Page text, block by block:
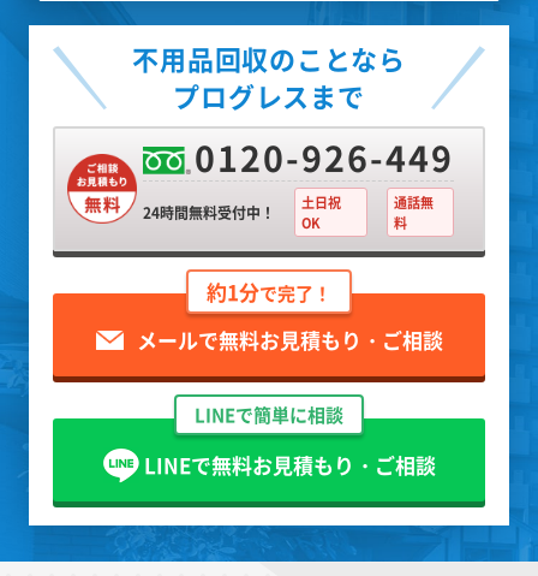
不用品回収のことなら
プログレスまで
0120-926-449
24時間無料受付中！
土日祝
OK
通話無
料
約1分で完了！
メールで無料お見積もり・ご相談
LINEで簡単に相談
LINEで無料お見積もり・ご相談